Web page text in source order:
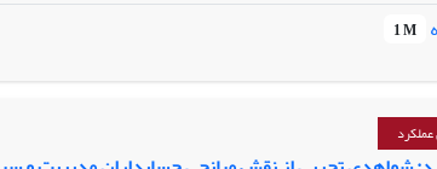
اس‌ در محاسبه قابلیت اطمینان این شبکه از اهمیت
مبنای مناسبی جهت اجرای پروژه­های پژوهشی و
1 M